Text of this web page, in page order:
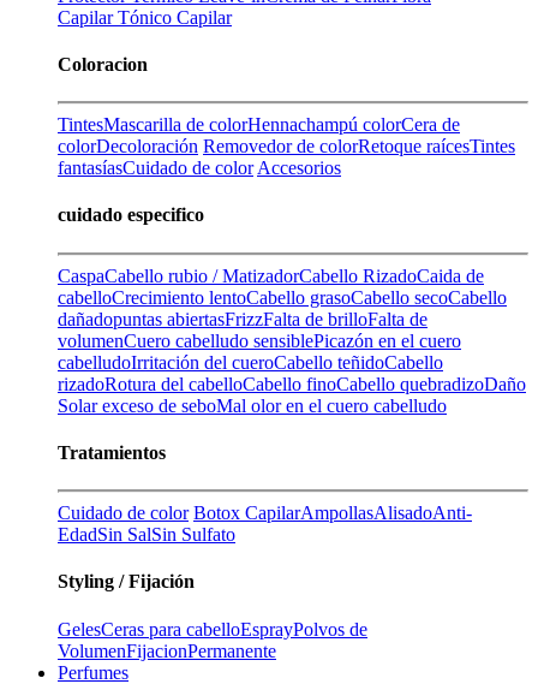
CapilarTónico Capilar
Coloracion
TintesMascarilla de colorHennachampú colorCera de
colorDecoloración Removedor de colorRetoque raícesTintes
fantasíasCuidado de color Accesorios
cuidado especifico
CaspaCabello rubio / MatizadorCabello RizadoCaida de
cabelloCrecimiento lentoCabello grasoCabello secoCabello
dañadopuntas abiertasFrizzFalta de brilloFalta de
volumenCuero cabelludo sensiblePicazón en el cuero
cabelludoIrritación del cueroCabello teñidoCabello
rizadoRotura del cabelloCabello finoCabello quebradizoDaño
Solarexceso de seboMal olor en el cuero cabelludo
Tratamientos
Cuidado de color Botox CapilarAmpollasAlisadoAnti-
EdadSin SalSin Sulfato
Styling / Fijación
GelesCeras para cabelloEsprayPolvos de
VolumenFijacionPermanente
Perfumes